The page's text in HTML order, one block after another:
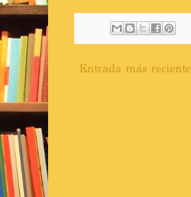
Entrada más reciente